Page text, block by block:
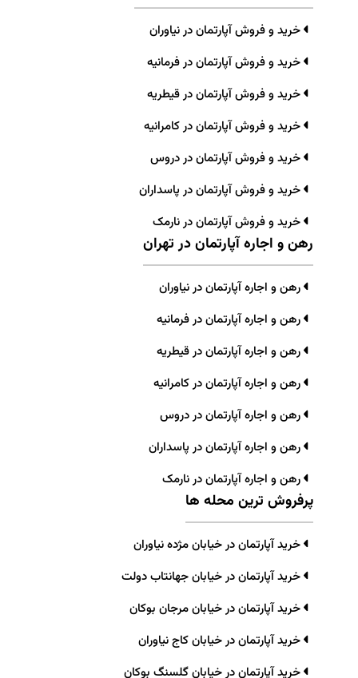
خرید و فروش آپارتمان در نیاوران
خرید و فروش آپارتمان در فرمانیه
خرید و فروش آپارتمان در قیطریه
خرید و فروش آپارتمان در کامرانیه
خرید و فروش آپارتمان در دروس
خرید و فروش آپارتمان در پاسداران
خرید و فروش آپارتمان در نارمک
رهن و اجاره آپارتمان در تهران
رهن و اجاره آپارتمان در نیاوران
رهن و اجاره آپارتمان در فرمانیه
رهن و اجاره آپارتمان در قیطریه
رهن و اجاره آپارتمان در کامرانیه
رهن و اجاره آپارتمان در دروس
رهن و اجاره آپارتمان در پاسداران
رهن و اجاره آپارتمان در نارمک
پرفروش ترین محله ها
خرید آپارتمان در خیابان مژده نیاوران
خرید آپارتمان در خیابان جهانتاب دولت
خرید آپارتمان در خیابان مرجان بوکان
خرید آپارتمان در خیابان کاج نیاوران
خرید آپارتمان در خیابان گلسنگ بوکان